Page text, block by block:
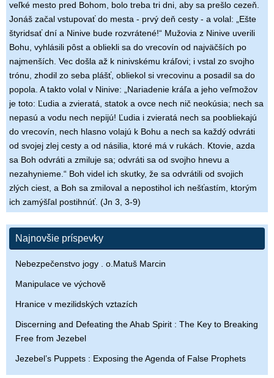
veľké mesto pred Bohom, bolo treba tri dni, aby sa prešlo cezeň.
Jonáš začal vstupovať do mesta - prvý deň cesty - a volal: „Ešte
štyridsať dní a Ninive bude rozvrátené!“ Mužovia z Ninive uverili
Bohu, vyhlásili pôst a obliekli sa do vrecovín od najväčších po
najmenších. Vec došla až k ninivskému kráľovi; i vstal zo svojho
trónu, zhodil zo seba plášť, obliekol si vrecovinu a posadil sa do
popola. A takto volal v Ninive: „Nariadenie kráľa a jeho veľmožov
je toto: Ľudia a zvieratá, statok a ovce nech nič neokúsia; nech sa
nepasú a vodu nech nepijú! Ľudia i zvieratá nech sa poobliekajú
do vrecovín, nech hlasno volajú k Bohu a nech sa každý odvráti
od svojej zlej cesty a od násilia, ktoré má v rukách. Ktovie, azda
sa Boh odvráti a zmiluje sa; odvráti sa od svojho hnevu a
nezahynieme.“ Boh videl ich skutky, že sa odvrátili od svojich
zlých ciest, a Boh sa zmiloval a nepostihol ich nešťastím, ktorým
ich zamýšľal postihnúť. (Jn 3, 3-9)
Najnovšie príspevky
Nebezpečenstvo jogy . o.Matuš Marcin
Manipulace ve výchově
Hranice v mezilidských vztazích
Discerning and Defeating the Ahab Spirit : The Key to Breaking
Free from Jezebel
Jezebel’s Puppets : Exposing the Agenda of False Prophets